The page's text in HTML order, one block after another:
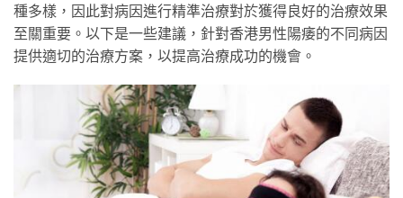
種多樣，因此對病因進行精準治療對於獲得良好的治療效果
至關重要。以下是一些建議，針對香港男性陽痿的不同病因
提供適切的治療方案，以提高治療成功的機會。